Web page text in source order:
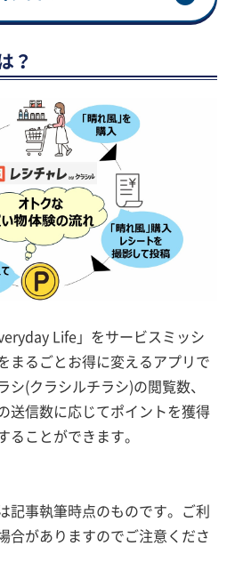
？
Life」をサービスミッシ
まるごとお得に変えるアプリで
シ(クラシルチラシ)の閲覧数、
送信数に応じてポイントを獲得
ることができます。
記事執筆時点のものです。ご利
合がありますのでご注意くださ